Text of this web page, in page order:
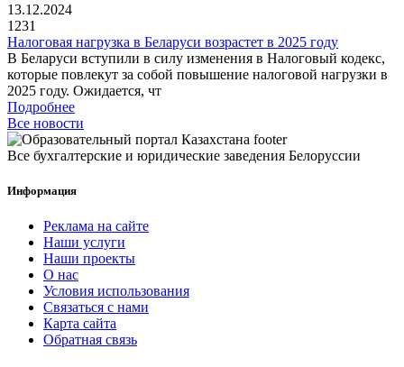
13.12.2024
1231
Налоговая нагрузка в Беларуси возрастет в 2025 году
В Беларуси вступили в силу изменения в Налоговый кодекс,
которые повлекут за собой повышение налоговой нагрузки в
2025 году. Ожидается, чт
Подробнее
Все новости
Все бухгалтерские и юридические заведения Белоруссии
Информация
Реклама на сайте
Наши услуги
Наши проекты
О нас
Условия использования
Связаться с нами
Карта сайта
Обратная связь